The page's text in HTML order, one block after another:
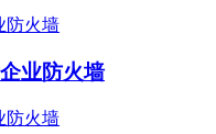
业防火墙